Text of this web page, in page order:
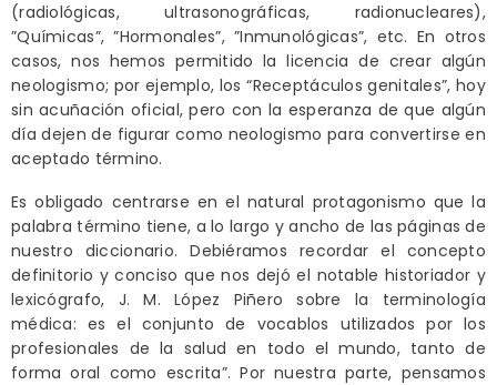
(radiológicas, ultrasonográficas, radionucleares),
”Químicas”, ”Hormonales”, ”Inmunológicas”, etc. En otros
casos, nos hemos permitido la licencia de crear algún
neologismo; por ejemplo, los “Receptáculos genitales”, hoy
sin acuñación oficial, pero con la esperanza de que algún
día dejen de figurar como neologismo para convertirse en
aceptado término.
Es obligado centrarse en el natural protagonismo que la
palabra término tiene, a lo largo y ancho de las páginas de
nuestro diccionario. Debiéramos recordar el concepto
definitorio y conciso que nos dejó el notable historiador y
lexicógrafo, J. M. López Piñero sobre la terminología
médica: es el conjunto de vocablos utilizados por los
profesionales de la salud en todo el mundo, tanto de
forma oral como escrita”. Por nuestra parte, pensamos